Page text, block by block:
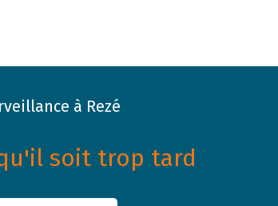
à Rezé
soit trop tard